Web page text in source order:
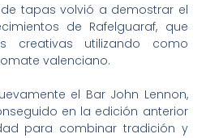
tapas volvió a demostrar el
de Rafelguaraf, que
creativas utilizando como
valenciano.
el Bar John Lennon,
en la edición anterior
para combinar tradición y